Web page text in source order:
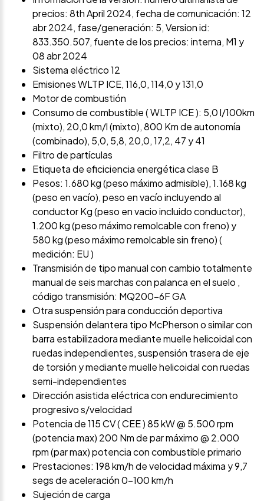
precios: 8th April 2024, fecha de comunicación: 12
abr 2024, fase/generación: 5, Version id:
833.350.507, fuente de los precios: interna, M1 y
08 abr 2024
Sistema eléctrico 12
Emisiones WLTP ICE, 116,0, 114,0 y 131,0
Motor de combustión
Consumo de combustible ( WLTP ICE ): 5,0 l/100km
(mixto), 20,0 km/l (mixto), 800 Km de autonomía
(combinado), 5,0, 5,8, 20,0, 17,2, 47 y 41
Filtro de partículas
Etiqueta de eficiciencia energética clase B
Pesos: 1.680 kg (peso máximo admisible), 1.168 kg
(peso en vacío), peso en vacío incluyendo al
conductor Kg (peso en vacio incluido conductor),
1.200 kg (peso máximo remolcable con freno) y
580 kg (peso máximo remolcable sin freno) (
medición: EU )
Transmisión de tipo manual con cambio totalmente
manual de seis marchas con palanca en el suelo ,
código transmisión: MQ200-6F GA
Otra suspensión para conducción deportiva
Suspensión delantera tipo McPherson o similar con
barra estabilizadora mediante muelle helicoidal con
ruedas independientes, suspensión trasera de eje
de torsión y mediante muelle helicoidal con ruedas
semi-independientes
Dirección asistida eléctrica con endurecimiento
progresivo s/velocidad
Potencia de 115 CV ( CEE ) 85 kW @ 5.500 rpm
(potencia max) 200 Nm de par máximo @ 2.000
rpm (par max) potencia con combustible primario
Prestaciones: 198 km/h de velocidad máxima y 9,7
segs de aceleración 0-100 km/h
Sujeción de carga